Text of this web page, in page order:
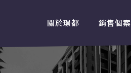
關於璟都 銷售個案